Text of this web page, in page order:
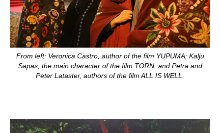
From left: Veronica Castro, author of the film YUPUMA; Kalju
Sapas, the main character of the film TORN; and Petra and
Peter Lataster, authors of the film ALL IS WELL.